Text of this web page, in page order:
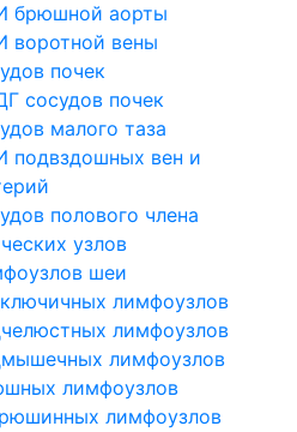
брюшной аорты
воротной вены
почек
сосудов почек
малого таза
подвздошных вен и
полового члена
узлов
шеи
лимфоузлов
лимфоузлов
лимфоузлов
лимфоузлов
лимфоузлов